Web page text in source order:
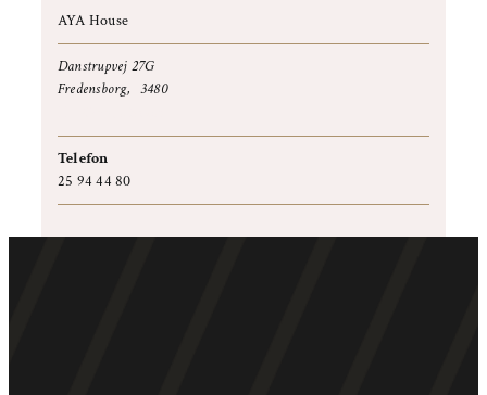
AYA House
Danstrupvej 27G
Fredensborg, 3480
Telefon
25 94 44 80